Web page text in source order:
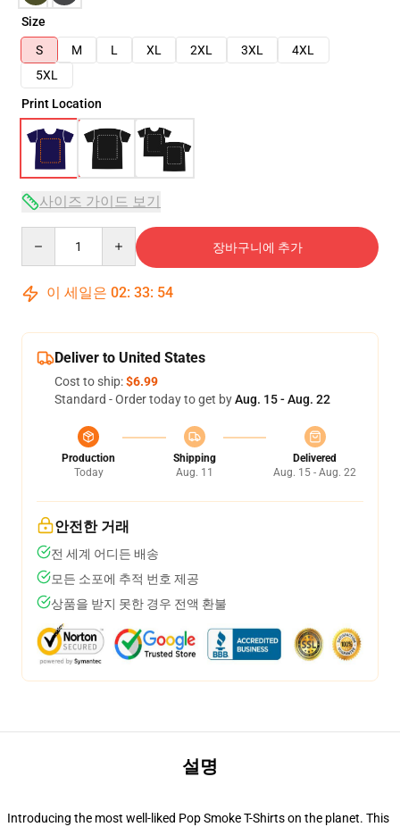
Size
S
M L XL 2XL 3XL
4XL
5XL
Print Location
사이즈 가이드 보기
장바구니에 추가
이 세일은 02: 33: 53
Deliver to United States
Cost to ship:$6.99
Standard - Order today to get byAug. 15 - Aug. 22
Production
Today
Shipping
Aug. 11
Delivered
Aug. 15 - Aug. 22
안전한 거래
전 세계 어디든 배송
모든 소포에 추적 번호 제공
상품을 받지 못한 경우 전액 환불
설명
Introducing the most well-liked Pop Smoke T-Shirts on the planet. This